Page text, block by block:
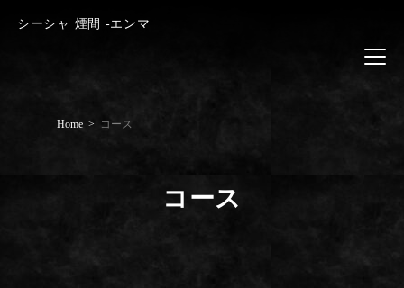
シーシャ 煙間 -エンマ
Home コース
コース